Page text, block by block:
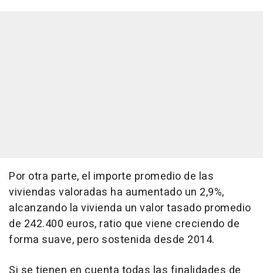
Por otra parte, el importe promedio de las
viviendas valoradas ha aumentado un 2,9%,
alcanzando la vivienda un valor tasado promedio
de 242.400 euros, ratio que viene creciendo de
forma suave, pero sostenida desde 2014.